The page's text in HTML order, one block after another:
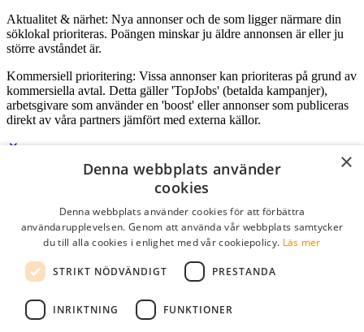
Aktualitet & närhet: Nya annonser och de som ligger närmare din
söklokal prioriteras. Poängen minskar ju äldre annonsen är eller ju
större avståndet är.
Kommersiell prioritering: Vissa annonser kan prioriteras på grund av
kommersiella avtal. Detta gäller 'TopJobs' (betalda kampanjer),
arbetsgivare som använder en 'boost' eller annonser som publiceras
direkt av våra partners jämfört med externa källor.
Logga in som företag
Lösenord
kom ihåg mig
logga in
×
Denna webbplats använder
cookies
Denna webbplats använder cookies för att förbättra
användarupplevelsen. Genom att använda vår webbplats samtycker
du till alla cookies i enlighet med vår cookiepolicy. Läs mer
STRIKT NÖDVÄNDIGT PRESTANDA
INRIKTNING FUNKTIONER